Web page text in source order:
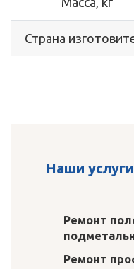
Страна
Наши услуги
Ремонт
Ремонт